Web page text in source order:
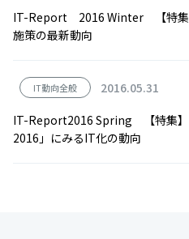
IT-Report 2016 Winter 【特集
施策の最新動向
IT動向全般
2016.05.31
IT-Report2016 Spring 【特集】
2016」にみるIT化の動向